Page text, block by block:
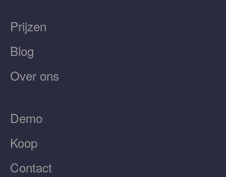
Prijzen
Blog
Over ons
Demo
Koop
Contact